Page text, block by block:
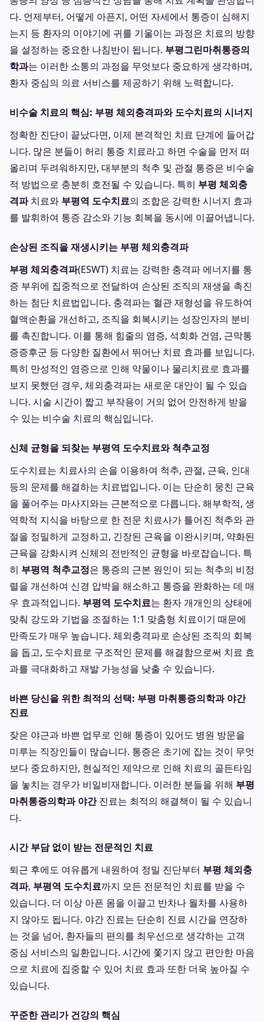
다. 언제부터, 어떻게 아픈지, 어떤 자세에서 통증이 심해지
는지 등 환자의 이야기에 귀를 기울이는 과정은 치료의 방향
을 설정하는 중요한 나침반이 됩니다. 부평그린마취통증의
학과는 이러한 소통의 과정을 무엇보다 중요하게 생각하며,
환자 중심의 의료 서비스를 제공하기 위해 노력합니다.
비수술 치료의 핵심: 부평 체외충격파와 도수치료의 시너지
정확한 진단이 끝났다면, 이제 본격적인 치료 단계에 들어갑
니다. 많은 분들이 허리 통증 치료라고 하면 수술을 먼저 떠
올리며 두려워하지만, 대부분의 척추 및 관절 통증은 비수술
적 방법으로 충분히 호전될 수 있습니다. 특히 부평 체외충
격파치료와 부평역 도수치료의 조합은 강력한 시너지 효과
를 발휘하여 통증 감소와 기능 회복을 동시에 이끌어냅니다.
손상된 조직을 재생시키는 부평 체외충격파
부평 체외충격파(ESWT) 치료는 강력한 충격파 에너지를 통
증 부위에 집중적으로 전달하여 손상된 조직의 재생을 촉진
하는 첨단 치료법입니다. 충격파는 혈관 재형성을 유도하여
혈액순환을 개선하고, 조직을 회복시키는 성장인자의 분비
를 촉진합니다. 이를 통해 힘줄의 염증, 석회화 건염, 근막통
증증후군 등 다양한 질환에서 뛰어난 치료 효과를 보입니다.
특히 만성적인 염증으로 인해 약물이나 물리치료로 효과를
보지 못했던 경우, 체외충격파는 새로운 대안이 될 수 있습
니다. 시술 시간이 짧고 부작용이 거의 없어 안전하게 받을
수 있는 비수술 치료의 핵심입니다.
신체 균형을 되찾는 부평역 도수치료와 척추교정
도수치료는 치료사의 손을 이용하여 척추, 관절, 근육, 인대
등의 문제를 해결하는 치료법입니다. 이는 단순히 뭉친 근육
을 풀어주는 마사지와는 근본적으로 다릅니다. 해부학적, 생
역학적 지식을 바탕으로 한 전문 치료사가 틀어진 척추와 관
절을 정밀하게 교정하고, 긴장된 근육을 이완시키며, 약화된
근육을 강화시켜 신체의 전반적인 균형을 바로잡습니다. 특
히 부평역 척추교정은 통증의 근본 원인이 되는 척추의 비정
렬을 개선하여 신경 압박을 해소하고 통증을 완화하는 데 매
우 효과적입니다. 부평역 도수치료는 환자 개개인의 상태에
맞춰 강도와 기법을 조절하는 1:1 맞춤형 치료이기 때문에
만족도가 매우 높습니다. 체외충격파로 손상된 조직의 회복
을 돕고, 도수치료로 구조적인 문제를 해결함으로써 치료 효
과를 극대화하고 재발 가능성을 낮출 수 있습니다.
바쁜 당신을 위한 최적의 선택: 부평 마취통증의학과 야간
진료
잦은 야근과 바쁜 업무로 인해 통증이 있어도 병원 방문을
미루는 직장인들이 많습니다. 통증은 초기에 잡는 것이 무엇
보다 중요하지만, 현실적인 제약으로 인해 치료의 골든타임
을 놓치는 경우가 비일비재합니다. 이러한 분들을 위해 부평
마취통증의학과 야간진료는 최적의 해결책이 될 수 있습니
다.
시간 부담 없이 받는 전문적인 치료
퇴근 후에도 여유롭게 내원하여 정밀 진단부터 부평 체외충
격파, 부평역 도수치료까지 모든 전문적인 치료를 받을 수
있습니다. 더 이상 아픈 몸을 이끌고 반차나 월차를 사용하
지 않아도 됩니다. 야간 진료는 단순히 진료 시간을 연장하
는 것을 넘어, 환자들의 편의를 최우선으로 생각하는 고객
중심 서비스의 일환입니다. 시간에 쫓기지 않고 편안한 마음
으로 치료에 집중할 수 있어 치료 효과 또한 더욱 높아질 수
있습니다.
꾸준한 관리가 건강의 핵심